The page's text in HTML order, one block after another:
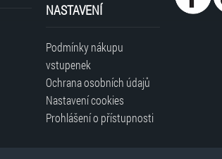
NASTAVENÍ
Podmínky nákupu
vstupenek
Ochrana osobních údajů
Nastavení cookies
Prohlášení o přístupnosti